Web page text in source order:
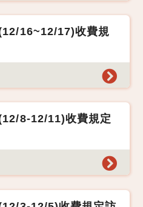
16~12/17)收費規
8-12/11)收費規定